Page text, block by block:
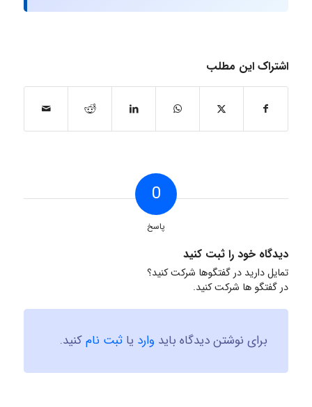
اشتراک این مطلب
0
پاسخ
دیدگاه خود را ثبت کنید
تمایل دارید در گفتگوها شرکت کنید؟
در گفتگو ها شرکت کنید.
برای نوشتن دیدگاه باید وارد یا ثبت نامکنید.